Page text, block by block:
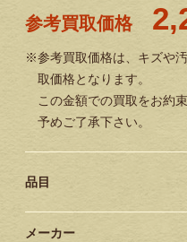
参考買取価格
※参考買取価格は、キズや
取価格となります。
この金額での買取をお約
予めご了承下さい。
品目
メーカー